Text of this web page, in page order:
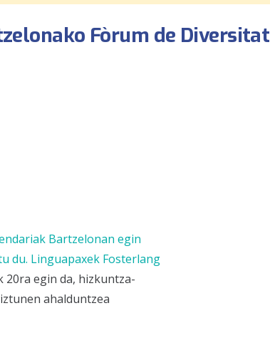
Fòrum de Diversitat
Bartzelonan egin
du. Linguapaxek Fosterlang
egin da, hizkuntza-
ahalduntzea